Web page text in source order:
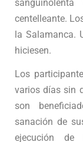
centelleante.
la Salamanca.
hiciesen.
Los
varios días sin
son
sanación de
ejecución de